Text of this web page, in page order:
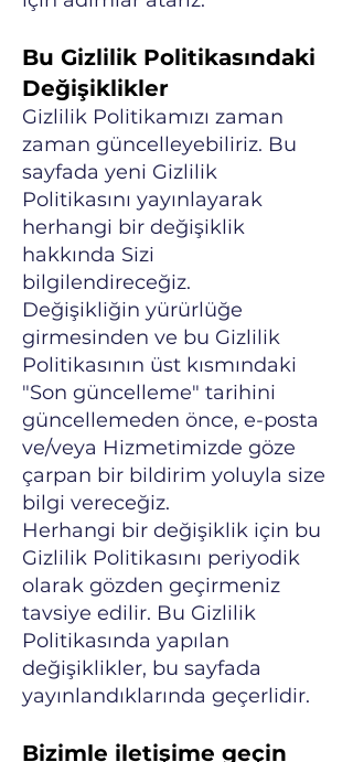
Bu Gizlilik Politikasındaki
Değişiklikler
Gizlilik Politikamızı zaman
zaman güncelleyebiliriz. Bu
sayfada yeni Gizlilik
Politikasını yayınlayarak
herhangi bir değişiklik
hakkında Sizi
bilgilendireceğiz.
Değişikliğin yürürlüğe
girmesinden ve bu Gizlilik
Politikasının üst kısmındaki
"Son güncelleme" tarihini
güncellemeden önce, e-posta
ve/veya Hizmetimizde göze
çarpan bir bildirim yoluyla size
bilgi vereceğiz.
Herhangi bir değişiklik için bu
Gizlilik Politikasını periyodik
olarak gözden geçirmeniz
tavsiye edilir. Bu Gizlilik
Politikasında yapılan
değişiklikler, bu sayfada
yayınlandıklarında geçerlidir.
Bizimle iletişime geçin